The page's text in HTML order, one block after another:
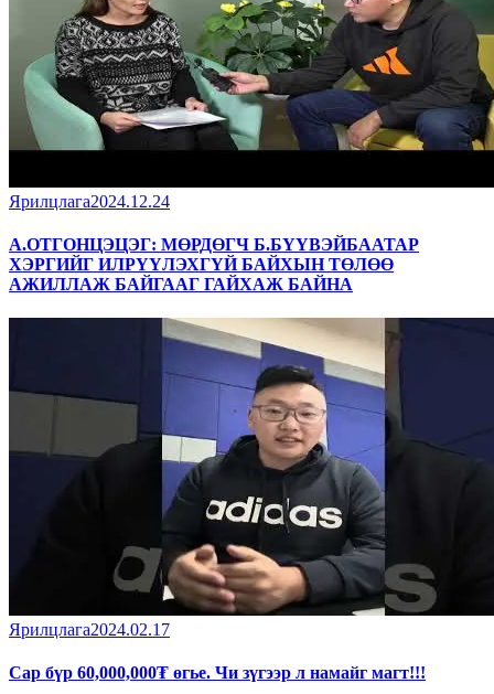
Ярилцлага2024.12.24
А.ОТГОНЦЭЦЭГ: МӨРДӨГЧ Б.БҮҮВЭЙБААТАР
ХЭРГИЙГ ИЛРҮҮЛЭХГҮЙ БАЙХЫН ТӨЛӨӨ
АЖИЛЛАЖ БАЙГААГ ГАЙХАЖ БАЙНА
Ярилцлага2024.02.17
Сар бүр 60,000,000₮ өгье. Чи зүгээр л намайг магт!!!